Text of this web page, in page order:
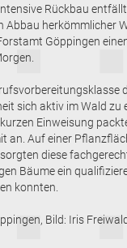
Rückbau
Abbau herkömmlicher
Göppingen
sich aktiv im Wald
Einweisung
an. Auf einer
diese
Bäume ein
konnten.
Bild: Iris